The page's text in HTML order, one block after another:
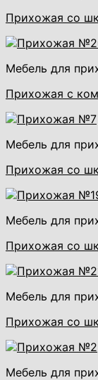
стяжка
Прихожая со
Мебель для
Прихожая с
Мебель для
Прихожая со
Мебель для
Прихожая со
Мебель для
Прихожая со
Мебель для